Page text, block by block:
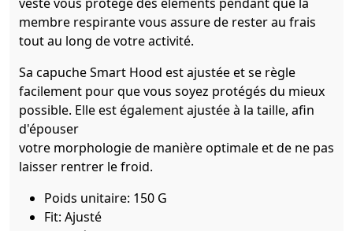
membre respirante vous assure de rester au frais
tout au long de votre activité.
Sa capuche Smart Hood est ajustée et se règle
facilement pour que vous soyez protégés du mieux
possible. Elle est également ajustée à la taille, afin
d'épouser
votre morphologie de manière optimale et de ne pas
laisser rentrer le froid.
Poids unitaire: 150 G
Fit: Ajusté